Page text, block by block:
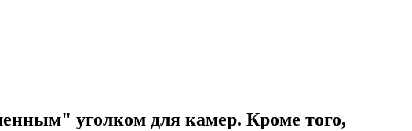
уголком для камер. Кроме того,